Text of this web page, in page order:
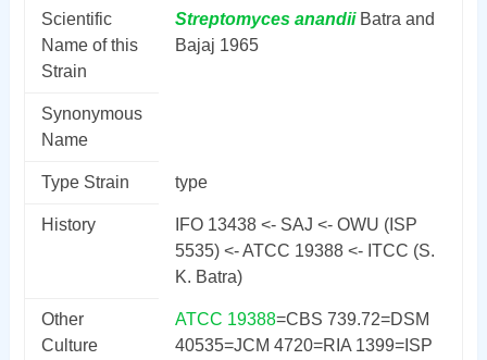
Scientific
Name of this
Strain
Streptomyces anandiiBatra and
Bajaj 1965
Synonymous
Name
Type Strain type
History
IFO 13438 <- SAJ <- OWU (ISP
5535) <- ATCC 19388 <- ITCC (S.
K. Batra)
Other
Culture
ATCC 19388=CBS 739.72=DSM
40535=JCM 4720=RIA 1399=ISP